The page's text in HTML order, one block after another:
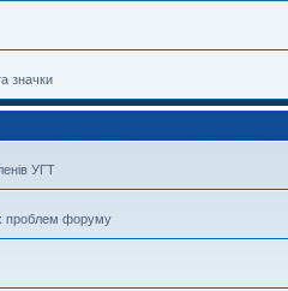
значки
УГТ
проблем форуму